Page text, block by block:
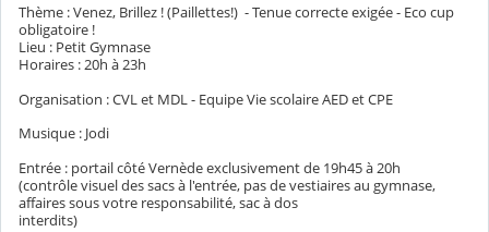
Thème : Venez, Brillez ! (Paillettes!) - Tenue correcte exigée - Eco cup
obligatoire !
Lieu : Petit Gymnase
Horaires : 20h à 23h
Organisation : CVL et MDL - Equipe Vie scolaire AED et CPE
Musique : Jodi
Entrée : portail côté Vernède exclusivement de 19h45 à 20h
(contrôle visuel des sacs à l'entrée, pas de vestiaires au gymnase,
affaires sous votre responsabilité, sac à dos
interdits)